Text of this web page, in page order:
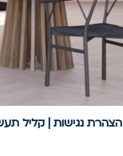
הצהרת נגישות | קליל